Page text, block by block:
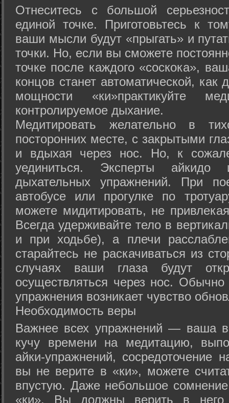
Отнеситесь с большой
единой точке. Приготовьтесь к
ваши мысли будут «прыгать» и
точки. Но, если вы сможете
точке после каждого «соскока»,
концов станет автоматической,
мощности «ки»практикуйте
контролируемое дыхание.
Медитировать желательно в
посторонних месте, с закрытыми
и вдыхая через нос. Но, к
уединиться. Эксперты айкидо
дыхательных упражнений. При
автобусе или прогулке по
можете мидитировать, не
Всегда удерживайте тело в
и при ходьбе), а плечи
старайтесь не раскачиваться из
случаях ваши глаза будут
осуществляться через нос. Обычно
упражнения возникает чувство
Необходимость веры
Важнее всех упражнений — ваша
кучу времени на медитацию,
айки-упражнений, сосредоточение
вы не верите в «ки», можете
впустую. Даже небольшое сомнение
«ки». Вы должны верить в